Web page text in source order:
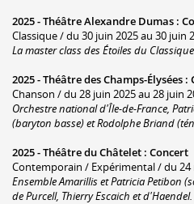
2025 -Théâtre Alexandre Dumas :
Classique / du 30 juin 2025 au 30 juin
La master class des Étoiles du
2025 -Théâtre des Champs-Élysées :
Chanson / du 28 juin 2025 au 28 juin
Orchestre national d'Île-de-France,
(baryton basse) et Rodolphe Briand
2025 -Théâtre du Châtelet : Concert
Contemporain / Expérimental / du 24
Ensemble Amarillis et Patricia Petibon
de Purcell, Thierry Escaich et d'Haendel.